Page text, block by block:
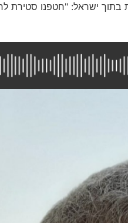
בתוך ישראל: "חטפנו סטירת